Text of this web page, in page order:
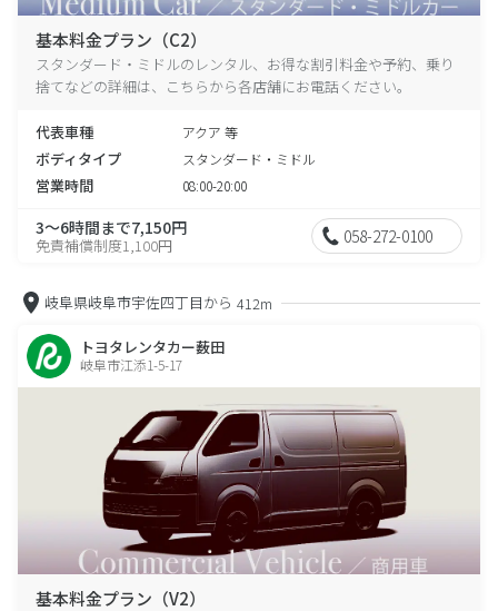
基本料金プラン（C2）
スタンダード・ミドルのレンタル、お得な割引料金や予約、乗り
捨てなどの詳細は、こちらから各店舗にお電話ください。
代表車種 アクア 等
ボディタイプ スタンダード・ミドル
営業時間 08:00-20:00
3～6時間まで7,150円
免責補償制度1,100円 058-272-0100
岐阜県岐阜市宇佐四丁目から 412m
トヨタレンタカー薮田
岐阜市江添1-5-17
基本料金プラン（V2）